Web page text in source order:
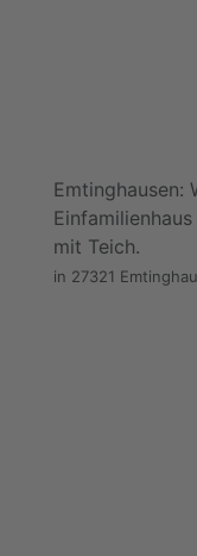
Emtinghausen:
mit Teich.
in 27321